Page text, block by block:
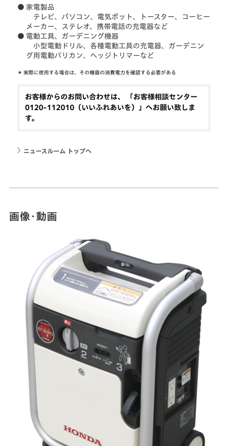
● 家電製品
テレビ、パソコン、電気ポット、トースター、コーヒー
メーカー、ステレオ、携帯電話の充電器など
● 電動工具、ガーデニング機器
小型電動ドリル、各種電動工具の充電器、ガーデニン
グ用電動バリカン、ヘッジトリマーなど
＊ 実際に使用する場合は、その機器の消費電力を確認する必要がある
お客様からのお問い合わせは、 「お客様相談センター
0120-112010（いいふれあいを）」へお願い致しま
す。
ニュースルーム トップへ
画像・動画